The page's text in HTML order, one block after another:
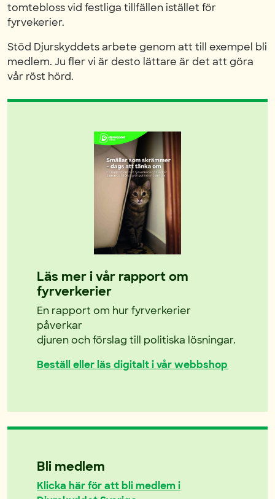
tomtebloss vid festliga tillfällen istället för
fyrvekerier.
Stöd Djurskyddets arbete genom att till exempel bli
medlem. Ju fler vi är desto lättare är det att göra
vår röst hörd.
Läs mer i vår rapport om
fyrverkerier
En rapport om hur fyrverkerier
påverkar
djuren och förslag till politiska lösningar.
Beställ eller läs digitalt i vår webbshop
Bli medlem
Klicka här för att bli medlem i